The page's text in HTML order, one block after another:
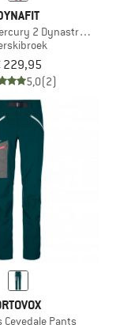
2 Dynastretch
229,95
5,0(2)
Cevedale Pants